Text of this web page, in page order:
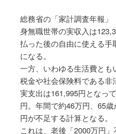
総務省の「家計調査年報
身無職世帯の実収入は
払った後の自由に使える手
になる。
一方、いわゆる生活費とも
税金や社会保険料である
実支出は161,995円となっ
円。年間で約46万円、65
円が不足する計算となる。
これは、老後「2000万円